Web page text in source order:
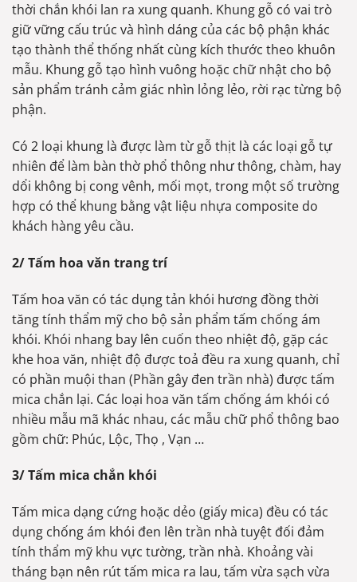
thời chắn khói lan ra xung quanh. Khung gỗ có vai trò
giữ vững cấu trúc và hình dáng của các bộ phận khác
tạo thành thể thống nhất cùng kích thước theo khuôn
mẫu. Khung gỗ tạo hình vuông hoặc chữ nhật cho bộ
sản phẩm tránh cảm giác nhìn lỏng lẻo, rời rạc từng bộ
phận.
Có 2 loại khung là được làm từ gỗ thịt là các loại gỗ tự
nhiên để làm bàn thờ phổ thông như thông, chàm, hay
dổi không bị cong vênh, mối mọt, trong một số trường
hợp có thể khung bằng vật liệu nhựa composite do
khách hàng yêu cầu.
2/ Tấm hoa văn trang trí
Tấm hoa văn có tác dụng tản khói hương đồng thời
tăng tính thẩm mỹ cho bộ sản phẩm tấm chống ám
khói. Khói nhang bay lên cuốn theo nhiệt độ, gặp các
khe hoa văn, nhiệt độ được toả đều ra xung quanh, chỉ
có phần muội than (Phần gây đen trần nhà) được tấm
mica chắn lại. Các loại hoa văn tấm chống ám khói có
nhiều mẫu mã khác nhau, các mẫu chữ phổ thông bao
gồm chữ: Phúc, Lộc, Thọ , Vạn …
3/ Tấm mica chắn khói
Tấm mica dạng cứng hoặc dẻo (giấy mica) đều có tác
dụng chống ám khói đen lên trần nhà tuyệt đối đảm
tính thẩm mỹ khu vực tường, trần nhà. Khoảng vài
tháng bạn nên rút tấm mica ra lau, tấm vừa sạch vừa